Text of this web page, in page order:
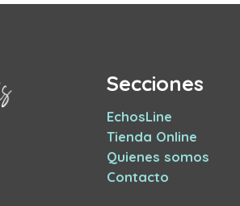
Secciones
EchosLine
Tienda Online
Quienes somos
Contacto